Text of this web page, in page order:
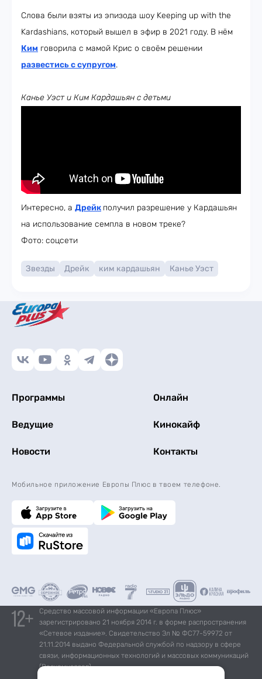
Слова были взяты из эпизода шоу Keeping up with the
Kardashians, который вышел в эфир в 2021 году. В нём
Ким говорила с мамой Крис о своём решении
развестисьс супругом.
Канье Уэст и Ким Кардашьян с детьми
Интересно, а Дрейк получил разрешение у Кардашьян
на использование семпла в новом треке?
Фото: соцсети
Звезды Дрейк ким кардашьян Канье Уэст
Программы Онлайн
Ведущие Кинокайф
Новости Контакты
Мобильное приложение Европы Плюс в твоем телефоне.
Средство массовой информации «Европа Плюс»
зарегистрировано 21 ноября 2014 г. в форме распространения
«Сетевое издание». Свидетельство Эл № ФС77-59972 от
21.11.2014 выдано Федеральной службой по надзору в сфере
связи, информационных технологий и массовых коммуникаций
(Роскомнадзор).